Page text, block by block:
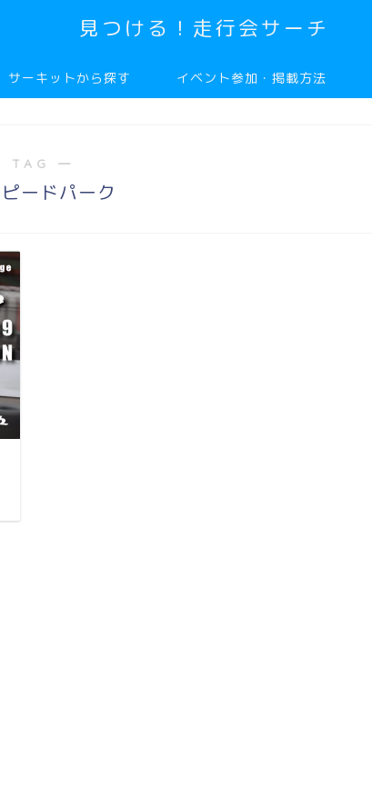
見つける！走行会サーチ
サーキットから探す イベント参加・掲載方法
TAG ―
ードパーク